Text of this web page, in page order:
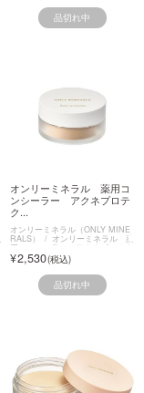
品切れ中
オンリーミネラル 薬用コ
ンシーラー アクネプロテ
ク...
オンリーミネラル（ONLY MINE
RALS） オンリーミネラル 薬
用コンシーラー アクネプロテク
ター2,530
品切れ中